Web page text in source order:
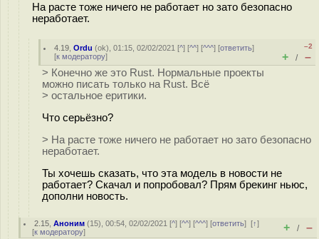
На расте тоже ничего не работает но зато безопасно
неработает.
4.19 ,Ordu (ok), 01:15, 02/02/2021 [^] [^^] [^^^] [ответить]
[к модератору]
–2
+ / –
> Конечно же это Rust. Нормальные проекты
можно писать только на Rust. Всё
> остальное еритики.
Что серьёзно?
> На расте тоже ничего не работает но зато безопасно
неработает.
Ты хочешь сказать, что эта модель в новости не
работает? Скачал и попробовал? Прям брекинг ньюс,
дополни новость.
2.15 ,Аноним (15), 00:54, 02/02/2021 [^] [^^] [^^^] [ответить][↑]
[к модератору] + / –